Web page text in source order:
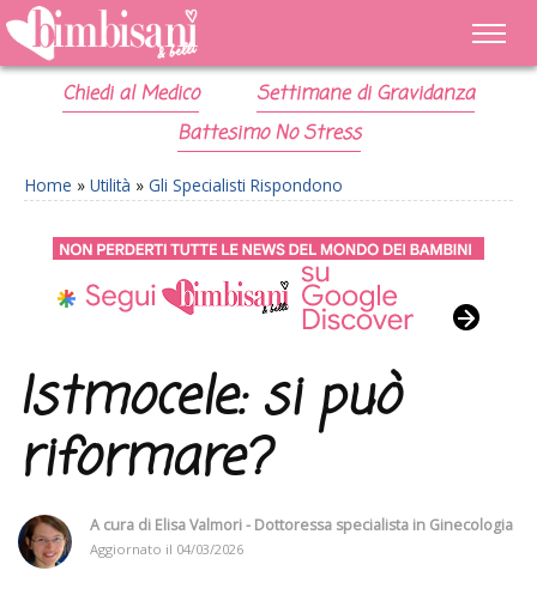
Chiedi al Medico
Settimane di Gravidanza
Battesimo No Stress
Home » Utilità » Gli Specialisti Rispondono
Istmocele: si può
riformare?
A cura di Elisa Valmori - Dottoressa specialista in Ginecologia
Aggiornato il 04/03/2026